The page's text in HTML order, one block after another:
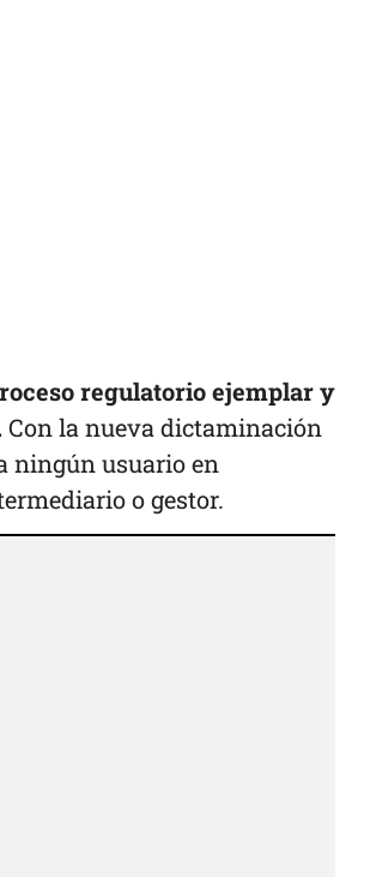
regulatorio ejemplar y
Con la nueva dictaminación
ningún usuario en
o gestor.